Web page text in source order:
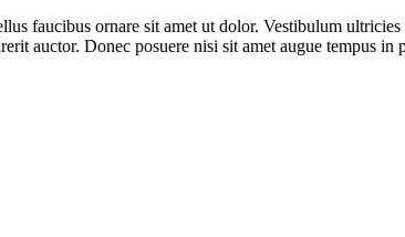
faucibus ornare sit amet ut dolor. Vestibulum
auctor. Donec posuere nisi sit amet augue tempus